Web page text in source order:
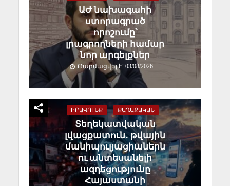
ԱԺ նախագահի
ստորագրած
որոշումը՝
լրագրողների համար
նոր արգելքներ
Թարմացվել է` 03/08/2026
ԻՐԱՎՈՒՆՔ ՔԱՂԱՔԱԿԱՆ
Տեղեկատվական
լվացքատուն․ թվային
մանիպուլյացիաներն
ու անտեսանելի
ազդեցությունը
Հայաստանի